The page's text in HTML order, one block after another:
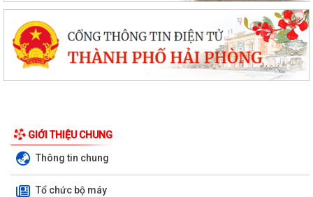
GIỚI THIỆU CHUNG
Thông tin chung
Tổ chức bộ máy